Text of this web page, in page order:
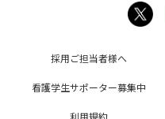
採用ご担当者様へ
看護学生サポーター募集中
利用規約